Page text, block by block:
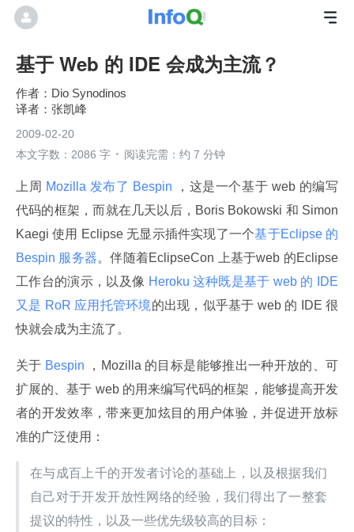
基于 Web 的 IDE 会成为主流？
Dio Synodinos
张凯峰
2009-02-20
本文字数：2086 字
阅读完需：约 7 分钟
上周 Mozilla 发布了 Bespin
，这是一个基于 web 的编写
代码的框架，而就在几天以后，Boris Bokowski 和 Simon
Kaegi 使用 Eclipse 无显示插件实现了一个基于Eclipse 的
Bespin 服务器。伴随着EclipseCon 上基于web 的Eclipse
工作台的演示，以及像 Heroku 这种既是基于 web 的 IDE
又是 RoR 应用托管环境的出现，似乎基于 web 的 IDE 很
快就会成为主流了。
关于 Bespin
，Mozilla 的目标是能够推出一种开放的、可
扩展的、基于 web 的用来编写代码的框架，能够提高开发
者的开发效率，带来更加炫目的用户体验，并促进开放标
准的广泛使用：
在与成百上千的开发者讨论的基础上，以及根据我们
自己对于开发开放性网络的经验，我们得出了一整套
提议的特性，以及一些优先级较高的目标：